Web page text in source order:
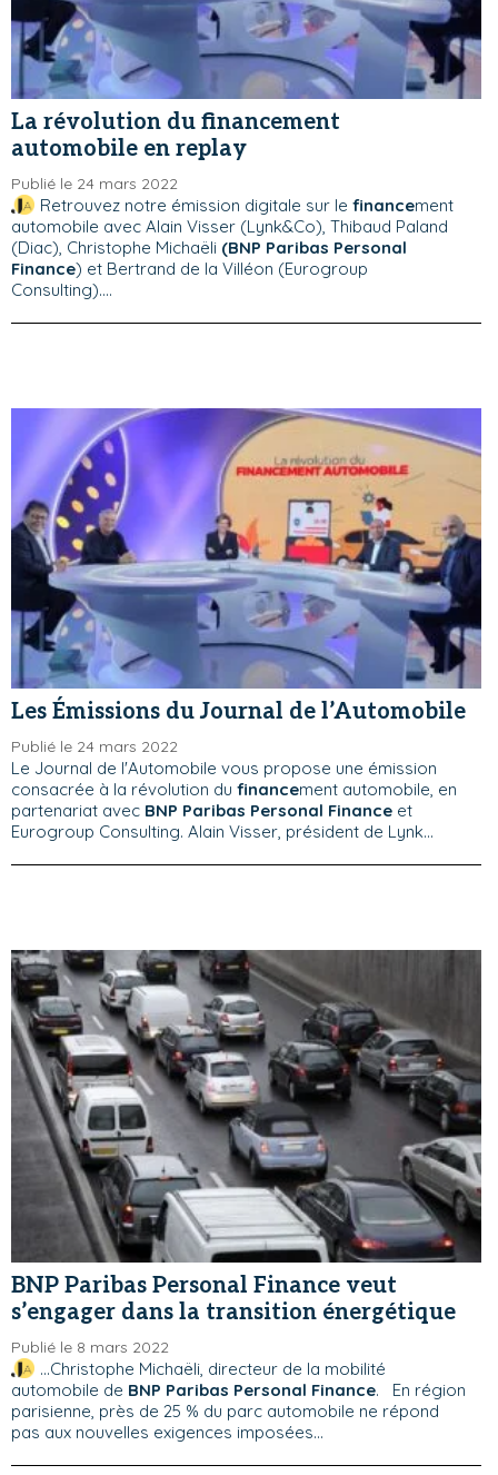
La révolution du financement
automobile en replay
Publié le 24 mars 2022
Retrouvez notre émission digitale sur le financement
automobile avec Alain Visser (Lynk&Co), Thibaud Paland
(Diac), Christophe Michaëli (BNP Paribas Personal
Finance) et Bertrand de la Villéon (Eurogroup
Consulting)....
Les Émissions du Journal de l’Automobile
Publié le 24 mars 2022
Le Journal de l'Automobile vous propose une émission
consacrée à la révolution du financement automobile, en
partenariat avec BNP Paribas Personal Finance et
Eurogroup Consulting. Alain Visser, président de Lynk...
BNP Paribas Personal Finance veut
s’engager dans la transition énergétique
Publié le 8 mars 2022
...Christophe Michaëli, directeur de la mobilité
automobile de BNP Paribas Personal Finance. En région
parisienne, près de 25 % du parc automobile ne répond
pas aux nouvelles exigences imposées...